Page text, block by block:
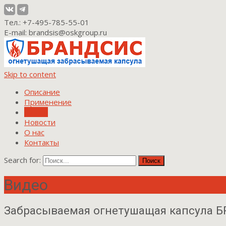
Тел.: +7-495-785-55-01
E-mail: brandsis@oskgroup.ru
Skip to content
Описание
Применение
Новости
О нас
Контакты
Search for:
Видео
Забрасываемая огнетушащая капсула